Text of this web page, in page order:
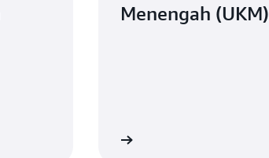
Menengah (UKM)